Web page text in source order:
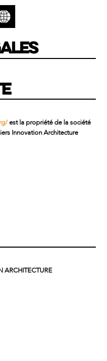
est la propriété de la société
Innovation Architecture
ARCHITECTURE